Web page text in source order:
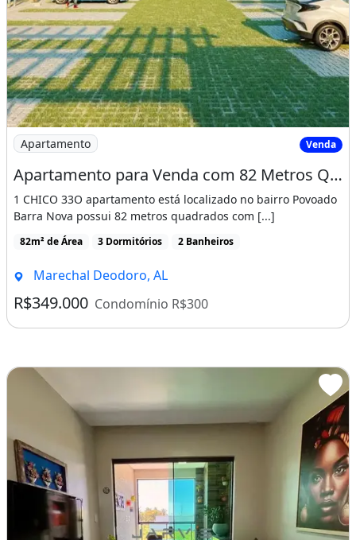
Imagem: Apartamento para Venda com 82 Metros
Apartamento Venda
Apartamento para Venda com 82 Metros Quadrados com 3 Quartos
1 CHICO 33O apartamento está localizado no bairro Povoado
Barra Nova possui 82 metros quadrados com [...]
82m² de Área 3 Dormitórios 2 Banheiros
Marechal Deodoro, AL
R$349.000 Condomínio R$300